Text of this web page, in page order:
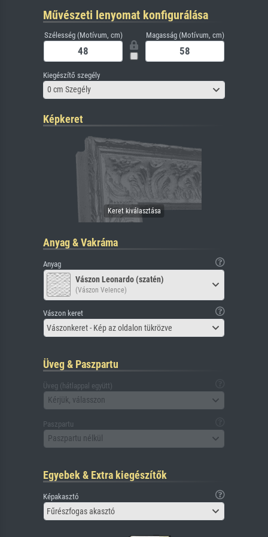
Művészeti lenyomat konfigurálása
Szélesség (Motívum, cm) Magasság (Motívum, cm)
Kiegészítő szegély
0 cm Szegély
Képkeret
Anyag & Vakráma
Anyag
Vászon Leonardo (szatén)
(Vászon Velence)
Vászon keret
Vászonkeret - Kép az oldalon tükrözve
Üveg & Paszpartu
Üveg (hátlappal együtt)
Kérjük, válasszon
Paszpartu
Paszpartu nélkül
Egyebek & Extra kiegészítők
Képakasztó
Fűrészfogas akasztó